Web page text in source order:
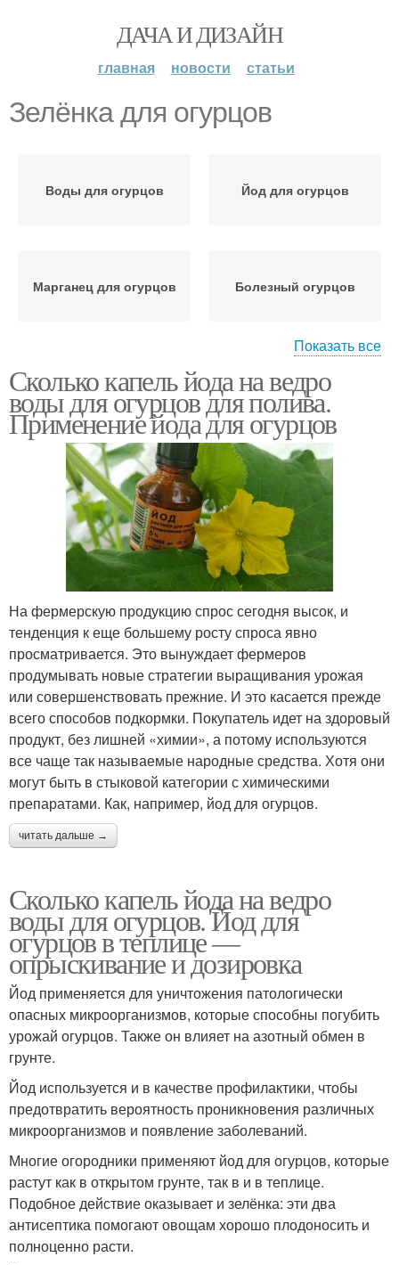
ДАЧА И ДИЗАЙН
главная новости статьи
Зелёнка для огурцов
Воды для огурцов Йод для огурцов
Марганец для огурцов Болезный огурцов
Огурцов с молоком Огурцов от болезней и
Сода для огурцов Польза для огурцов
Вред для огурцов
Огурцов в открытом
грунте
Показать все
Сколько капель йода на ведро
воды для огурцов для полива.
Применение йода для огурцов
На фермерскую продукцию спрос сегодня высок, и
тенденция к еще большему росту спроса явно
просматривается. Это вынуждает фермеров
продумывать новые стратегии выращивания урожая
или совершенствовать прежние. И это касается прежде
всего способов подкормки. Покупатель идет на здоровый
продукт, без лишней «химии», а потому используются
все чаще так называемые народные средства. Хотя они
могут быть в стыковой категории с химическими
препаратами. Как, например, йод для огурцов.
читать дальше →
Сколько капель йода на ведро
воды для огурцов. Йод для
огурцов в теплице —
опрыскивание и дозировка
Йод применяется для уничтожения патологически
опасных микроорганизмов, которые способны погубить
урожай огурцов. Также он влияет на азотный обмен в
грунте.
Йод используется и в качестве профилактики, чтобы
предотвратить вероятность проникновения различных
микроорганизмов и появление заболеваний.
Многие огородники применяют йод для огурцов, которые
растут как в открытом грунте, так в и в теплице.
Подобное действие оказывает и зелёнка: эти два
антисептика помогают овощам хорошо плодоносить и
полноценно расти.